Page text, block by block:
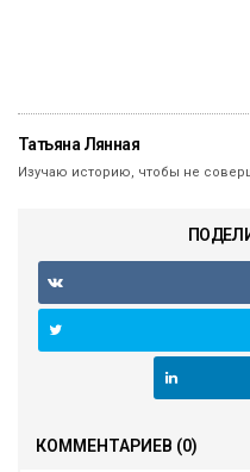
Татьяна Лянная
Изучаю историю, чтобы не
КОММЕНТАРИЕВ (0)